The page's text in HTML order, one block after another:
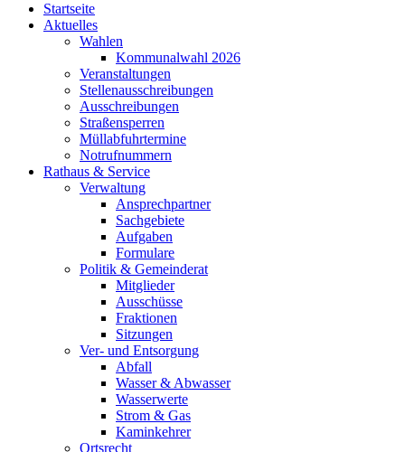
Startseite
Aktuelles
Wahlen
Kommunalwahl 2026
Veranstaltungen
Stellenausschreibungen
Ausschreibungen
Straßensperren
Müllabfuhrtermine
Notrufnummern
Rathaus & Service
Verwaltung
Ansprechpartner
Sachgebiete
Aufgaben
Formulare
Politik & Gemeinderat
Mitglieder
Ausschüsse
Fraktionen
Sitzungen
Ver- und Entsorgung
Abfall
Wasser & Abwasser
Wasserwerte
Strom & Gas
Kaminkehrer
Ortsrecht